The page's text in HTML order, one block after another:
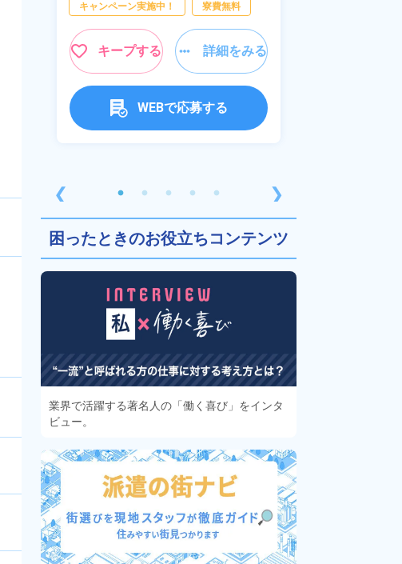
❮
キャンペーン実施中！ 寮費無料
キープする 詳細をみる
WEBで応募する
❯
困ったときのお役立ちコンテンツ
業界で活躍する著名人の「働く喜び」をインタ
ビュー。